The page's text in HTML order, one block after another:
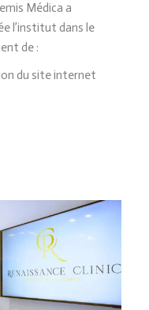
Médica a
l’institut dans le
de :
du site internet
INTERNET MÉDICAL